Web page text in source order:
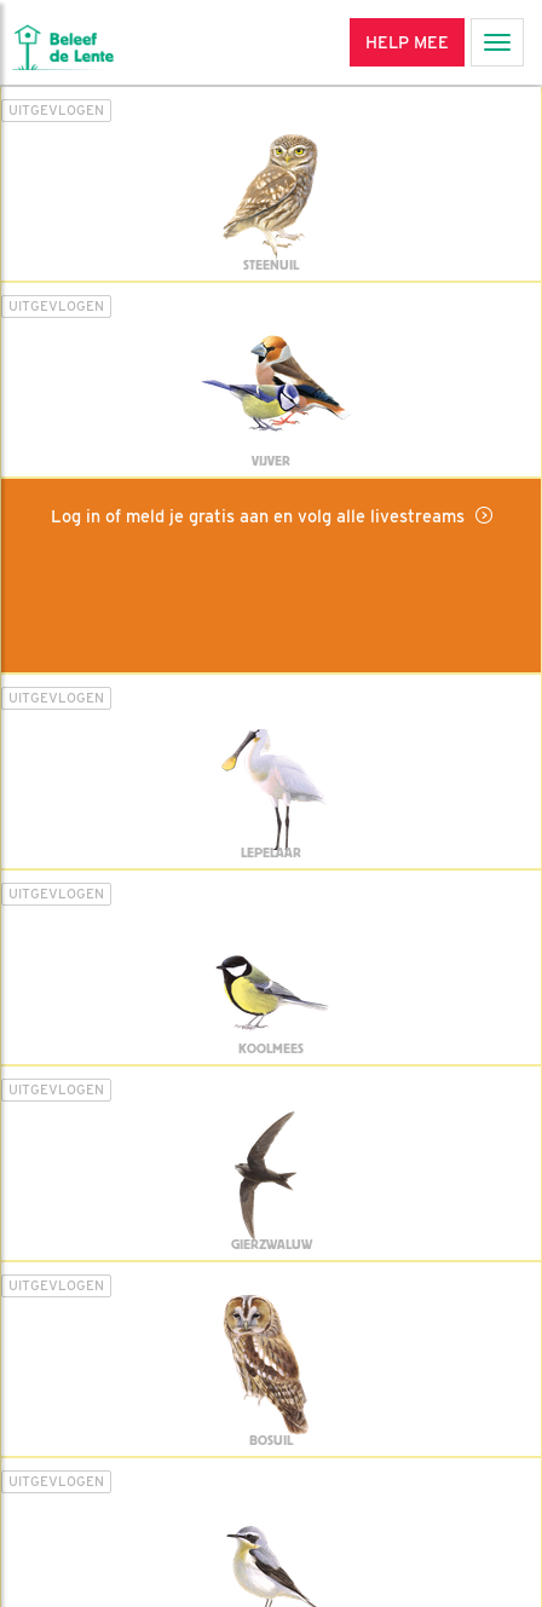
HELP MEE
UITGEVLOGEN
STEENUIL
UITGEVLOGEN
VIJVER
Log in of meld je gratis aan en volg alle livestreams
UITGEVLOGEN
LEPELAAR
UITGEVLOGEN
KOOLMEES
UITGEVLOGEN
GIERZWALUW
UITGEVLOGEN
BOSUIL
UITGEVLOGEN